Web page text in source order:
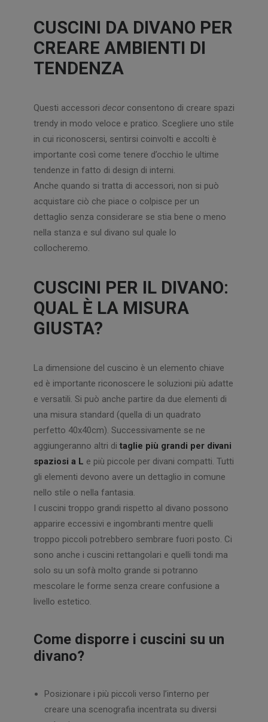
CUSCINI DA DIVANO PER
CREARE AMBIENTI DI
TENDENZA
Questi accessori decor consentono di creare spazi
trendy in modo veloce e pratico. Scegliere uno stile
in cui riconoscersi, sentirsi coinvolti e accolti è
importante così come tenere d’occhio le ultime
tendenze in fatto di design di interni.
Anche quando si tratta di accessori, non si può
acquistare ciò che piace o colpisce per un
dettaglio senza considerare se stia bene o meno
nella stanza e sul divano sul quale lo
collocheremo.
CUSCINI PER IL DIVANO:
QUAL È LA MISURA
GIUSTA?
La dimensione del cuscino è un elemento chiave
ed è importante riconoscere le soluzioni più adatte
e versatili. Si può anche partire da due elementi di
una misura standard (quella di un quadrato
perfetto 40x40cm). Successivamente se ne
aggiungeranno altri di taglie più grandi per divani
spaziosi a L e più piccole per divani compatti. Tutti
gli elementi devono avere un dettaglio in comune
nello stile o nella fantasia.
I cuscini troppo grandi rispetto al divano possono
apparire eccessivi e ingombranti mentre quelli
troppo piccoli potrebbero sembrare fuori posto. Ci
sono anche i cuscini rettangolari e quelli tondi ma
solo su un sofà molto grande si potranno
mescolare le forme senza creare confusione a
livello estetico.
Come disporre i cuscini su un
divano?
Posizionare i più piccoli verso l’interno per
creare una scenografia incentrata su diversi